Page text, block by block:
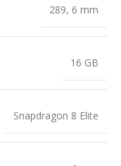
289, 6 mm
16 GB
Snapdragon 8 Elite